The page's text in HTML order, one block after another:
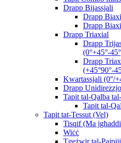
Drapp Bijassjali
Drapp
Drapp
Drapp Triaxial
Drapp
(0°+45°-
Drapp
(+45°90°-
Kwartassjali (0°/
Drapp
Tapit tal-Qalba
Tapit tal-
Tapit tat-Tessut (Vel)
Tisqif (Ma
Wiċċ
Tgeżwir tal-